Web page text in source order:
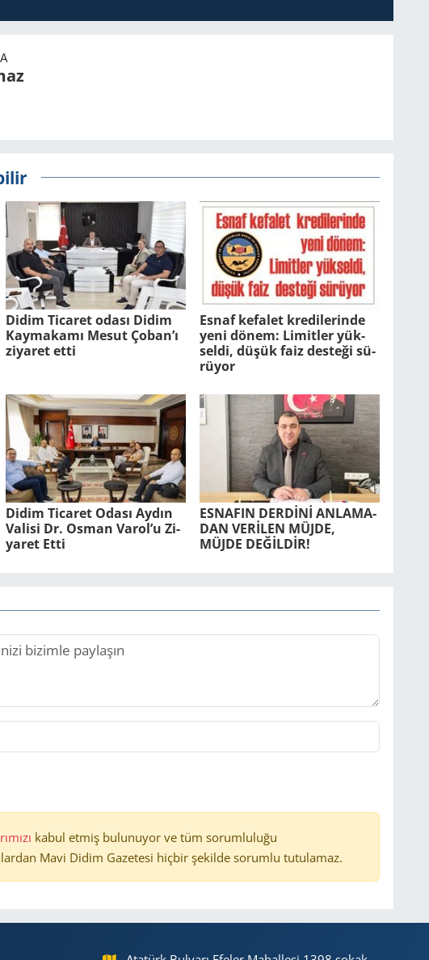
Didim Ticaret odası Didim
Kaymakamı Mesut Çoban’ı
ziyaret etti
Esnaf ke­fa­let kre­di­le­rin­de
yeni dönem: Li­mit­ler yük­
sel­di, düşük faiz des­te­ği sü­
rü­yor
Didim Ti­ca­ret Odası Aydın
Va­li­si Dr. Osman Varol’u Zi­
ya­ret Etti
ES­NA­FIN DERDİNİ AN­LA­MA­
DAN VERİLEN MÜJDE,
MÜJDE DEĞİLDİR!
kabul etmiş bulunuyor ve tüm sorumluluğu
Mavi Didim Gazetesi hiçbir şekilde sorumlu tutulamaz.